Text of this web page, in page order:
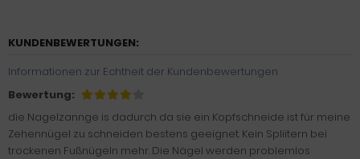
KUNDENBEWERTUNGEN:
Informationen zur Echtheit der Kundenbewertungen
Bewertung:
die Nagelzannge is dadurch da sie ein Kopfschneide ist für meine
Zehennügel zu schneiden bestens geeignet. Kein Spliitern bei
trockenen Fußnügeln mehr. Die Nägel werden problemlos